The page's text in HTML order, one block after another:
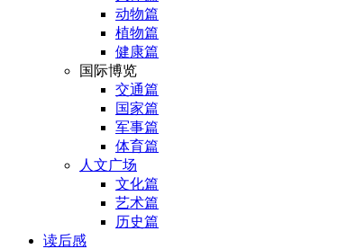
动物篇
植物篇
健康篇
国际博览
交通篇
国家篇
军事篇
体育篇
人文广场
文化篇
艺术篇
历史篇
读后感